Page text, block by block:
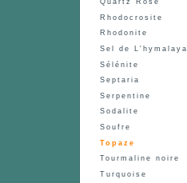
Quartz Rose
Rhodocrosite
Rhodonite
Sel de L'hymalaya
Sélénite
Septaria
Serpentine
Sodalite
Soufre
Topaze
Tourmaline noire
Turquoise